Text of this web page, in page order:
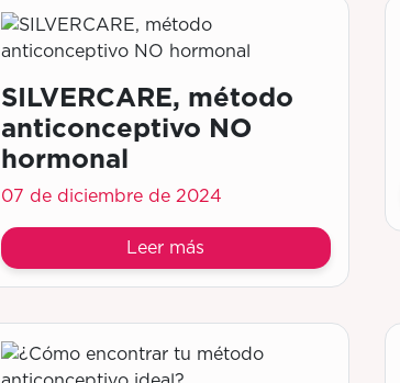
SILVERCARE, método
anticonceptivo NO
hormonal
07 de diciembre de 2024
Leer más